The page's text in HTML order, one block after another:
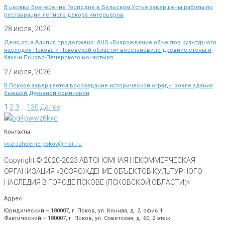
В церкви Вознесение Господне в Бельском Устье завершены работы по
реставрации лепного декора интерьеров
28 июля, 2026
Дело отца Алипия продолжено: АНО «Возрождение объектов культурного
наследия Пскова и Псковской области» восстановило древние стены и
башни Псково-Печерского монастыря
27 июля, 2026
В Пскове завершается воссоздание исторической ограды возле здания
бывшей Духовной семинарии
1 2 3 130 Далее
Контакты
vozrozhdenie-pskov@mail.ru
Copyright © 2020-2023 АВТОНОМНАЯ НЕКОММЕРЧЕСКАЯ
ОРГАНИЗАЦИЯ «ВОЗРОЖДЕНИЕ ОБЪЕКТОВ КУЛЬТУРНОГО
НАСЛЕДИЯ В ГОРОДЕ ПСКОВЕ (ПСКОВСКОЙ ОБЛАСТИ)»
Адрес
Юридический – 180007, г. Псков, ул. Конная, д. 2, офис 1
Фактический – 180007, г. Псков, ул. Советская, д. 60, 2 этаж